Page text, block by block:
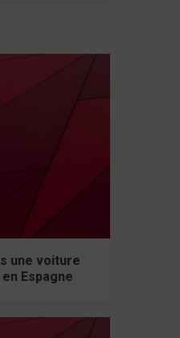
une voiture
Espagne